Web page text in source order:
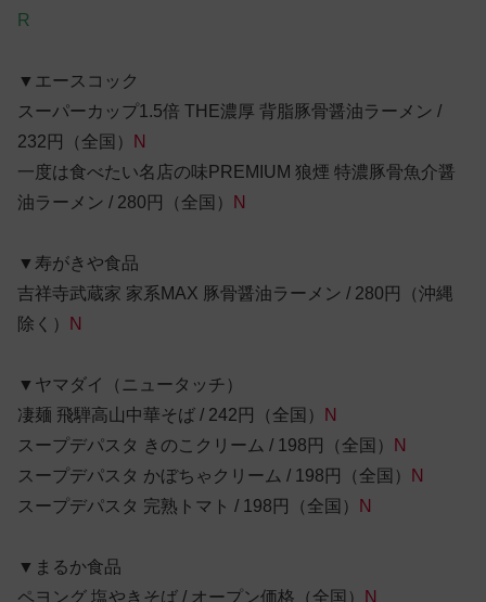
R
▼エースコック
スーパーカップ1.5倍 THE濃厚 背脂豚骨醤油ラーメン /
232円（全国）
N
一度は食べたい名店の味PREMIUM 狼煙 特濃豚骨魚介醤
油ラーメン / 280円（全国）
N
▼寿がきや食品
吉祥寺武蔵家 家系MAX 豚骨醤油ラーメン / 280円（沖縄
除く）
N
▼ヤマダイ（ニュータッチ）
凄麺 飛騨高山中華そば / 242円（全国）
N
スープデパスタ きのこクリーム / 198円（全国）
N
スープデパスタ かぼちゃクリーム / 198円（全国）
N
スープデパスタ 完熟トマト / 198円（全国）
N
▼まるか食品
ペヨング 塩やきそば / オープン価格（全国）
N